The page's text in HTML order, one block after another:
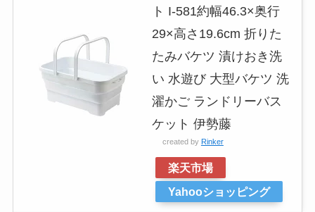
ト I-581約幅46.3×奥行
29×高さ19.6cm 折りた
たみバケツ 漬けおき洗
い 水遊び 大型バケツ 洗
濯かご ランドリーバス
ケット 伊勢藤
created by Rinker
楽天市場
Yahooショッピング